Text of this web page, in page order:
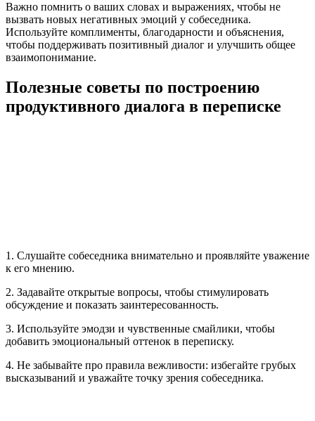
Важно помнить о ваших словах и выражениях, чтобы не
вызвать новых негативных эмоций у собеседника.
Используйте комплименты, благодарности и объяснения,
чтобы поддерживать позитивный диалог и улучшить общее
взаимопонимание.
Полезные советы по построению
продуктивного диалога в переписке
1. Слушайте собеседника внимательно и проявляйте уважение
к его мнению.
2. Задавайте открытые вопросы, чтобы стимулировать
обсуждение и показать заинтересованность.
3. Используйте эмодзи и чувственные смайлики, чтобы
добавить эмоциональный оттенок в переписку.
4. Не забывайте про правила вежливости: избегайте грубых
высказываний и уважайте точку зрения собеседника.